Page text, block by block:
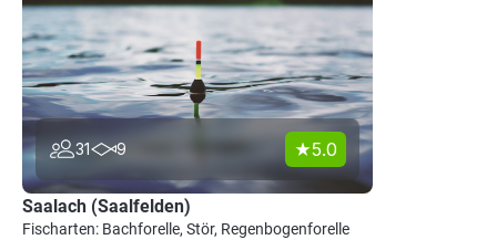
31 9 5.0
Saalach (Saalfelden)
Fischarten: Bachforelle, Stör, Regenbogenforelle